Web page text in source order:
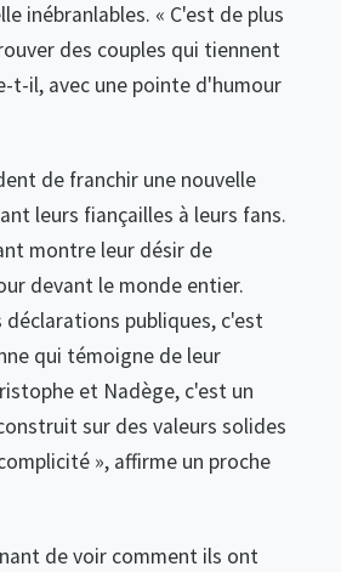
inébranlables. « C'est de plus
des couples qui tiennent
t-il, avec une pointe d'humour
de franchir une nouvelle
leurs fiançailles à leurs fans.
montre leur désir de
devant le monde entier.
déclarations publiques, c'est
qui témoigne de leur
et Nadège, c'est un
sur des valeurs solides
», affirme un proche
de voir comment ils ont